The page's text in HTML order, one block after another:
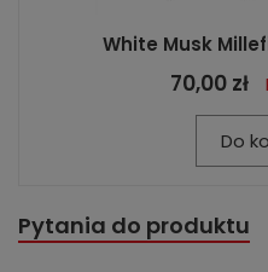
White Musk
70,00 zł
Do
Pytania do produktu